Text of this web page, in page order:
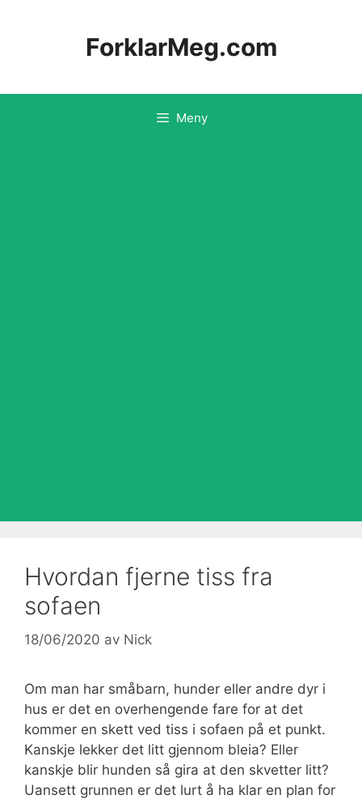
ForklarMeg.com
Meny
Hvordan fjerne tiss fra
sofaen
18/06/2020 av Nick
Om man har småbarn, hunder eller andre dyr i
hus er det en overhengende fare for at det
kommer en skett ved tiss i sofaen på et punkt.
Kanskje lekker det litt gjennom bleia? Eller
kanskje blir hunden så gira at den skvetter litt?
Uansett grunnen er det lurt å ha klar en plan for